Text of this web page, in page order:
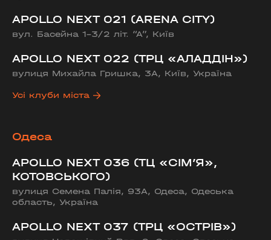
APOLLO NEXT 021 (ARENA CITY)
вул. Басейна 1-3/2 літ. “А”, Київ
APOLLO NEXT 022 (ТРЦ «АЛАДДІН»)
вулиця Михайла Гришка, 3А, Київ, Україна
Усі клуби міста
Одеса
APOLLO NEXT 036 (ТЦ «СІМ’Я»,
КОТОВСЬКОГО)
вулиця Семена Палія, 93А, Одеса, Одеська
область, Україна
APOLLO NEXT 037 (ТРЦ «ОСТРІВ»)